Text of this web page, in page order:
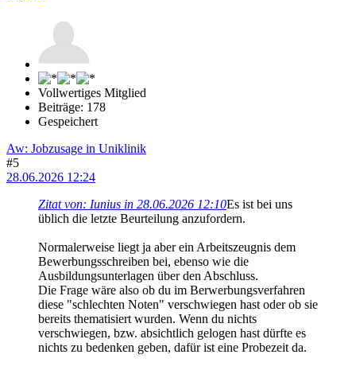
Vollwertiges Mitglied
Beiträge: 178
Gespeichert
Aw: Jobzusage in Uniklinik
#5
28.06.2026 12:24
Zitat von: Iunius in 28.06.2026 12:10Es ist bei uns
üblich die letzte Beurteilung anzufordern.
Normalerweise liegt ja aber ein Arbeitszeugnis dem
Bewerbungsschreiben bei, ebenso wie die
Ausbildungsunterlagen über den Abschluss.
Die Frage wäre also ob du im Berwerbungsverfahren
diese "schlechten Noten" verschwiegen hast oder ob sie
bereits thematisiert wurden. Wenn du nichts
verschwiegen, bzw. absichtlich gelogen hast dürfte es
nichts zu bedenken geben, dafür ist eine Probezeit da.